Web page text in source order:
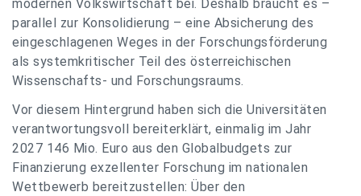
modernen Volkswirtschaft bei. Deshalb braucht es –
parallel zur Konsolidierung – eine Absicherung des
eingeschlagenen Weges in der Forschungsförderung
als systemkritischer Teil des österreichischen
Wissenschafts- und Forschungsraums.
Vor diesem Hintergrund haben sich die Universitäten
verantwortungsvoll bereiterklärt, einmalig im Jahr
2027 146 Mio. Euro aus den Globalbudgets zur
Finanzierung exzellenter Forschung im nationalen
Wettbewerb bereitzustellen: Über den